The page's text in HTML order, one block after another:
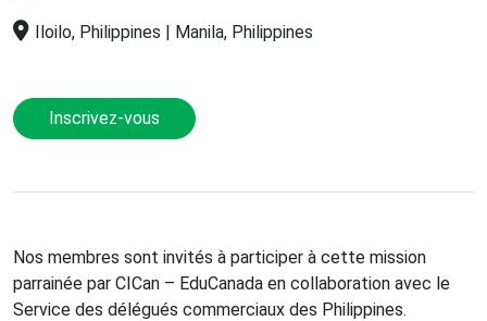
Iloilo, Philippines | Manila, Philippines
Inscrivez-vous
Nos membres sont invités à participer à cette mission
parrainée par CICan – EduCanada en collaboration avec le
Service des délégués commerciaux des Philippines.